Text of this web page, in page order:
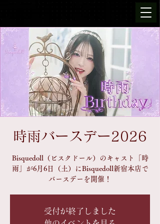
時雨バースデー2026
Bisquedoll（ビスクドール）のキャスト「時
雨」が6月6日（土）にBisquedoll新宿本店で
バースデーを開催！
受付が終了しました